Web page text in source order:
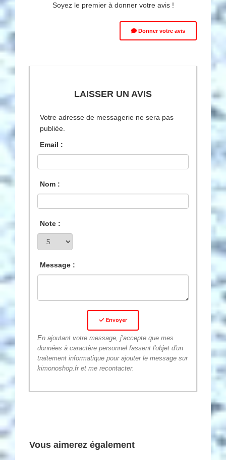
Soyez le premier à donner votre avis !
Donner votre avis
LAISSER UN AVIS
Votre adresse de messagerie ne sera pas
publiée.
Email :
Nom :
Note :
Message :
Envoyer
En ajoutant votre message, j’accepte que mes
données à caractère personnel fassent l'objet d'un
traitement informatique pour ajouter le message sur
kimonoshop.fr et me recontacter.
Vous aimerez également